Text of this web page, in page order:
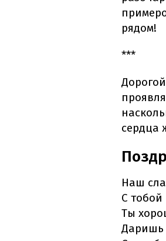
рядом!
***
сердца
Наш
С тобой
Ты
Даришь